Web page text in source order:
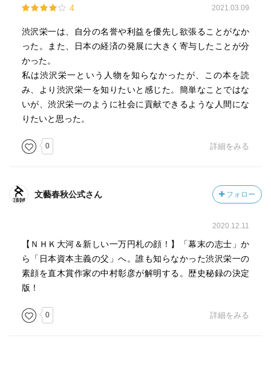
4 2021.03.09
渋沢栄一は、自分の名誉や利益を優先し欲張ることがなか
った。また、日本の経済の発展に大きく寄与したことが分
かった。
私は渋沢栄一という人物を知らなかったが、この本を読
み、より渋沢栄一を知りたいと感じた。簡単なことではな
いが、渋沢栄一のように社会に貢献できるような人間にな
りたいと思った。
0 詳細をみる
文藝春秋公式さん フォロー
2020.12.11
【ＮＨＫ大河＆新しい一万円札の顔！】「幕末の志士」か
ら「日本資本主義の父」へ。誰も知らなかった渋沢栄一の
素顔を直木賞作家の中村彰彦が解明する。歴史秘録の決定
版！
0 詳細をみる